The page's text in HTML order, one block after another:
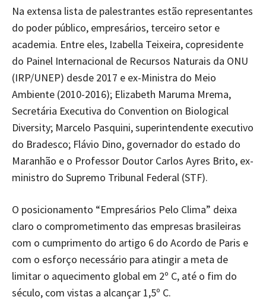
Na extensa lista de palestrantes estão representantes
do poder público, empresários, terceiro setor e
academia. Entre eles, Izabella Teixeira, copresidente
do Painel Internacional de Recursos Naturais da ONU
(IRP/UNEP) desde 2017 e ex-Ministra do Meio
Ambiente (2010-2016); Elizabeth Maruma Mrema,
Secretária Executiva do Convention on Biological
Diversity; Marcelo Pasquini, superintendente executivo
do Bradesco; Flávio Dino, governador do estado do
Maranhão e o Professor Doutor Carlos Ayres Brito, ex-
ministro do Supremo Tribunal Federal (STF).
O posicionamento “Empresários Pelo Clima” deixa
claro o comprometimento das empresas brasileiras
com o cumprimento do artigo 6 do Acordo de Paris e
com o esforço necessário para atingir a meta de
limitar o aquecimento global em 2º C, até o fim do
século, com vistas a alcançar 1,5º C.